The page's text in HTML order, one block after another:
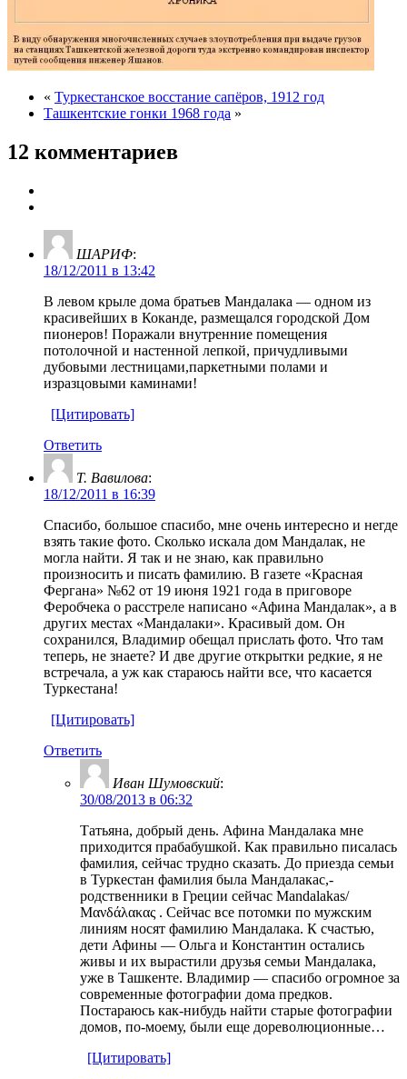
« Туркестанское восстание сапёров, 1912 год
Ташкентские гонки 1968 года »
12 комментариев
ШАРИФ:
18/12/2011 в 13:42
В левом крыле дома братьев Мандалака — одном из
красивейших в Коканде, размещался городской Дом
пионеров! Поражали внутренние помещения
потолочной и настенной лепкой, причудливыми
дубовыми лестницами,паркетными полами и
изразцовыми каминами!
[Цитировать]
Ответить
Т. Вавилова:
18/12/2011 в 16:39
Спасибо, большое спасибо, мне очень интересно и негде
взять такие фото. Сколько искала дом Мандалак, не
могла найти. Я так и не знаю, как правильно
произносить и писать фамилию. В газете «Красная
Фергана» №62 от 19 июня 1921 года в приговоре
Феробчека о расстреле написано «Афина Мандалак», а в
других местах «Мандалаки». Красивый дом. Он
сохранился, Владимир обещал прислать фото. Что там
теперь, не знаете? И две другие открытки редкие, я не
встречала, а уж как стараюсь найти все, что касается
Туркестана!
[Цитировать]
Ответить
Иван Шумовский:
30/08/2013 в 06:32
Татьяна, добрый день. Афина Мандалака мне
приходится прабабушкой. Как правильно писалась
фамилия, сейчас трудно сказать. До приезда семьи
в Туркестан фамилия была Мандалакас,-
родственники в Греции сейчас Mandalakas/
Μανδάλακας . Сейчас все потомки по мужским
линиям носят фамилию Мандалака. К счастью,
дети Афины — Ольга и Константин остались
живы и их вырастили друзья семьи Мандалака,
уже в Ташкенте. Владимир — спасибо огромное за
современные фотографии дома предков.
Постараюсь как-нибудь найти старые фотографии
домов, по-моему, были еще дореволюционные…
[Цитировать]